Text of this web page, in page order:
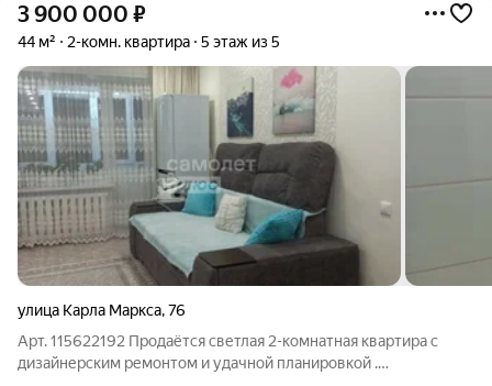
3 900 000 ₽
44 м² 2-комн. квартира 5 этаж из 5
улица Карла Маркса,76
Арт. 115622192 Продаётся светлая 2-комнатная квартира с
дизайнерским ремонтом и удачной планировкой .